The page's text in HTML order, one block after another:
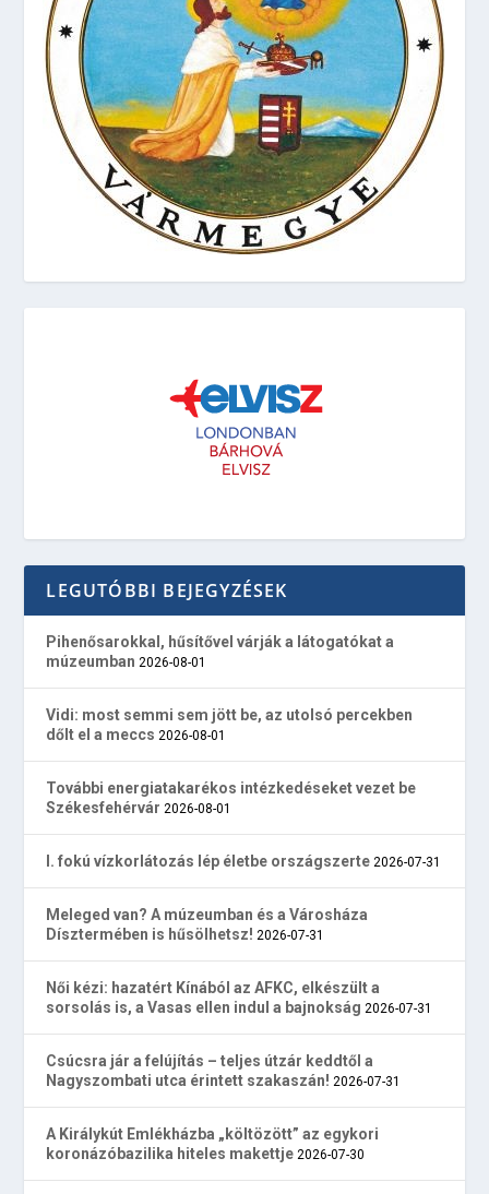
LEGUTÓBBI BEJEGYZÉSEK
Pihenősarokkal, hűsítővel várják a látogatókat a
múzeumban 2026-08-01
Vidi: most semmi sem jött be, az utolsó percekben
dőlt el a meccs 2026-08-01
További energiatakarékos intézkedéseket vezet be
Székesfehérvár 2026-08-01
I. fokú vízkorlátozás lép életbe országszerte 2026-07-31
Meleged van? A múzeumban és a Városháza
Dísztermében is hűsölhetsz! 2026-07-31
Női kézi: hazatért Kínából az AFKC, elkészült a
sorsolás is, a Vasas ellen indul a bajnokság 2026-07-31
Csúcsra jár a felújítás – teljes útzár keddtől a
Nagyszombati utca érintett szakaszán! 2026-07-31
A Királykút Emlékházba „költözött” az egykori
koronázóbazilika hiteles makettje 2026-07-30